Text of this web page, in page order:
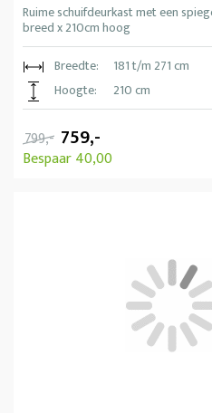
Ruime schuifdeurkast met een
breed x 210cm hoog
Breedte:
181 t/m 271 cm
Hoogte:
210 cm
799,- 759,-
Bespaar 40,00